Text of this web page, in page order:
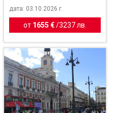
дата: 03.10.2026 г.
от 1655 €/3237 лв.